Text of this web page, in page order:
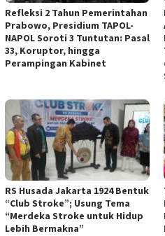
Refleksi 2 Tahun Pemerintahan
Prabowo, Presidium TAPOL-
NAPOL Soroti 3 Tuntutan: Pasal
33, Koruptor, hingga
Perampingan Kabinet
RS Husada Jakarta 1924 Bentuk
“Club Stroke”; Usung Tema
“Merdeka Stroke untuk Hidup
Lebih Bermakna”